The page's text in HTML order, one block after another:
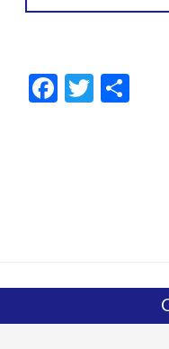
F
ac
T
w